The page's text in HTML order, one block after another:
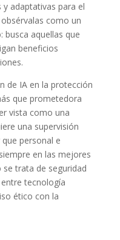
adaptativas para el
como un
busca aquellas que
beneficios
de IA en la protección
que prometedora
vista como una
una supervisión
personal e
en las mejores
trata de seguridad
tecnología
ético con la